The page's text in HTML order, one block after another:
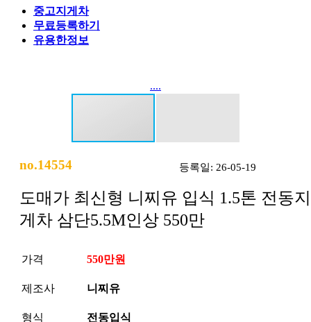
중고지게차
무료등록하기
유용한정보
....
no.14554 등록일: 26-05-19
도매가 최신형 니찌유 입식 1.5톤 전동지
게차 삼단5.5M인상 550만
가격 550만원
제조사 니찌유
형식 전동입식